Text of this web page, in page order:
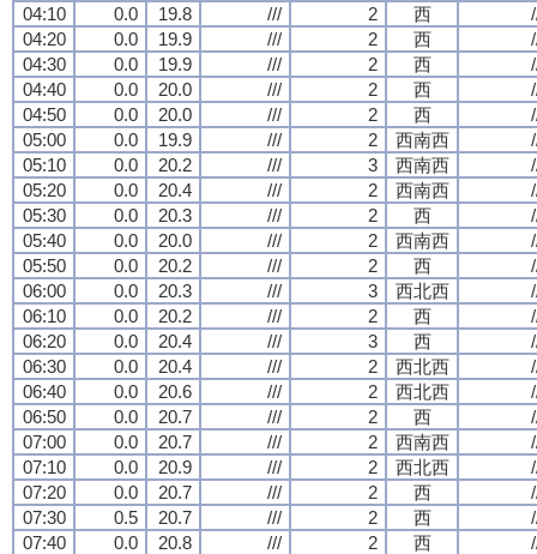
04:10
0.0 19.8 /// 2 西
04:20
0.0 19.9 /// 2 西
04:30
0.0 19.9 /// 2 西
04:40
0.0 20.0 /// 2 西
04:50
0.0 20.0 /// 2 西
05:00
0.0 19.9 /// 2 西南西
05:10
0.0 20.2 /// 3 西南西
05:20
0.0 20.4 /// 2 西南西
05:30
0.0 20.3 /// 2 西
05:40
0.0 20.0 /// 2 西南西
05:50
0.0 20.2 /// 2 西
06:00
0.0 20.3 /// 3 西北西
06:10
0.0 20.2 /// 2 西
06:20
0.0 20.4 /// 3 西
06:30
0.0 20.4 /// 2 西北西
06:40
0.0 20.6 /// 2 西北西
06:50
0.0 20.7 /// 2 西
07:00
0.0 20.7 /// 2 西南西
07:10
0.0 20.9 /// 2 西北西
07:20
0.0 20.7 /// 2 西
07:30
0.5 20.7 /// 2 西
07:40
0.0 20.8 /// 2 西